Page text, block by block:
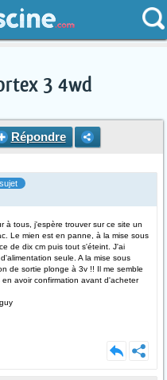
3 4wd
Répondre
à tous, j'espère trouver sur ce site un
Le mien est en panne, à la mise sous
de dix cm puis tout s'éteint. J'ai
seule. A la mise sous
de sortie plonge à 3v !! Il me semble
avoir confirmation avant d'acheter